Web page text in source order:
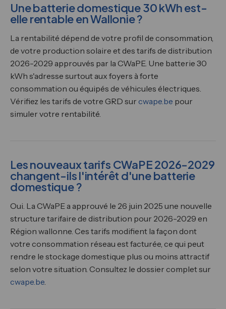
Une batterie domestique 30 kWh est-
elle rentable en Wallonie ?
La rentabilité dépend de votre profil de consommation,
de votre production solaire et des tarifs de distribution
2026-2029 approuvés par la CWaPE. Une batterie 30
kWh s'adresse surtout aux foyers à forte
consommation ou équipés de véhicules électriques.
Vérifiez les tarifs de votre GRD sur cwape.be pour
simuler votre rentabilité.
Les nouveaux tarifs CWaPE 2026-2029
changent-ils l'intérêt d'une batterie
domestique ?
Oui. La CWaPE a approuvé le 26 juin 2025 une nouvelle
structure tarifaire de distribution pour 2026-2029 en
Région wallonne. Ces tarifs modifient la façon dont
votre consommation réseau est facturée, ce qui peut
rendre le stockage domestique plus ou moins attractif
selon votre situation. Consultez le dossier complet sur
cwape.be.